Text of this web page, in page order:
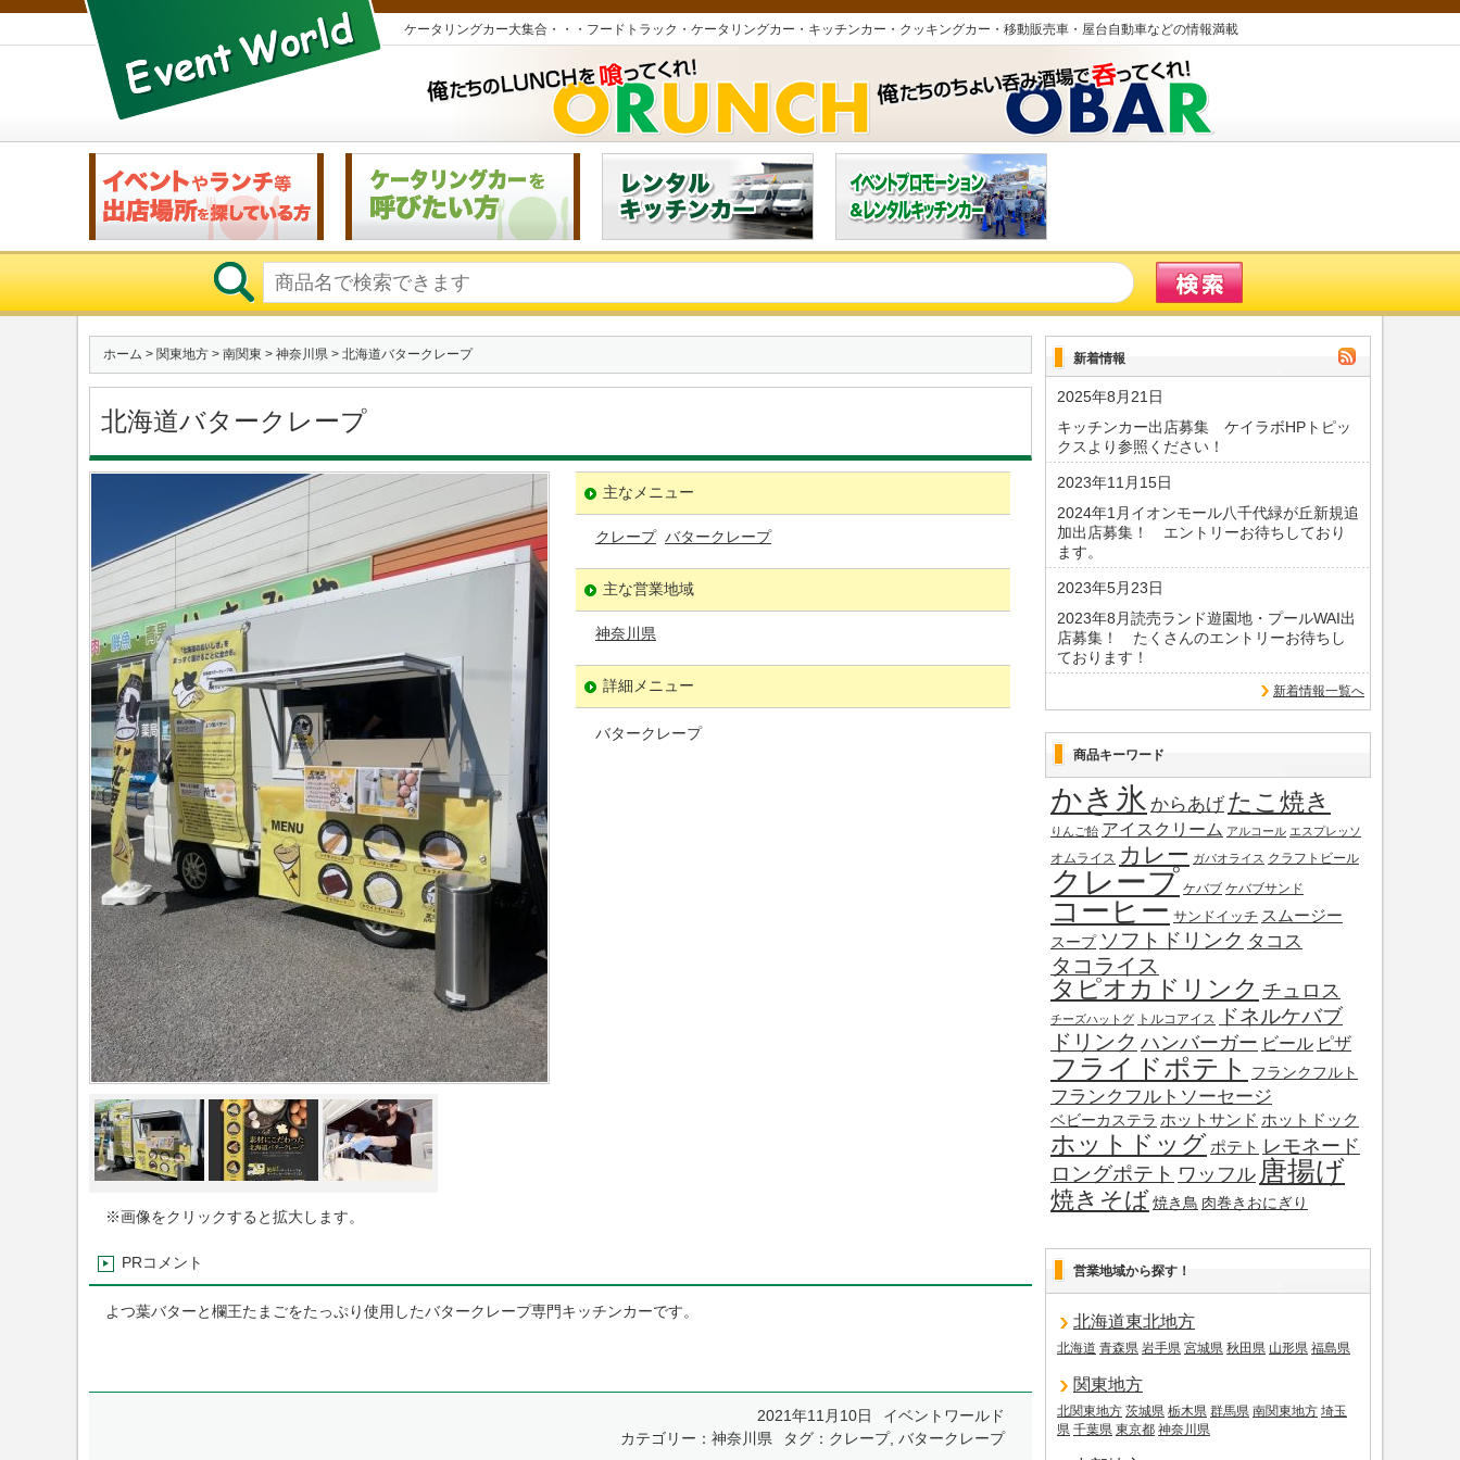
ケータリングカー大集合・・・フードトラック・ケータリングカー・キッチンカー・クッキングカー・移動販売車・屋台自動車などの情報満載
ホーム > 関東地方 > 南関東 > 神奈川県 > 北海道バタークレープ
北海道バタークレープ
主なメニュー
クレープ バタークレープ
主な営業地域
神奈川県
詳細メニュー
バタークレープ
※画像をクリックすると拡大します。
PRコメント
よつ葉バターと欄王たまごをたっぷり使用したバタークレープ専門キッチンカーです。
2021年11月10日
イベントワールド
カテゴリー： 神奈川県 タグ： クレープ, バタークレープ
新着情報
キッチンカー出店募集 ケイラボHPトピッ
クスより参照ください！
2025年8月21日
2024年1月イオンモール八千代緑が丘新規追
加出店募集！ エントリーお待ちしており
ます。
2023年11月15日
2023年8月読売ランド遊園地・プールWAI出
店募集！ たくさんのエントリーお待ちし
ております！
2023年5月23日
新着情報一覧へ
商品キーワード
かき氷 からあげ たこ焼き
りんご飴 アイスクリーム アルコール エスプレッソ
オムライス カレー ガパオライス クラフトビール
クレープ ケバブ ケバブサンド
コーヒー サンドイッチ スムージー
スープ ソフトドリンク タコス
タコライス
タピオカドリンク チュロス
チーズハットグ トルコアイス ドネルケバブ
ドリンク ハンバーガー ビール ピザ
フライドポテト フランクフルト
フランクフルトソーセージ
ベビーカステラ ホットサンド ホットドック
ホットドッグ ポテト レモネード
ロングポテト ワッフル 唐揚げ
焼きそば焼き鳥 肉巻きおにぎり
営業地域から探す！
北海道東北地方
北海道 青森県 岩手県 宮城県 秋田県 山形県 福島県
関東地方
北関東地方 茨城県 栃木県 群馬県 南関東地方 埼玉
県 千葉県 東京都 神奈川県